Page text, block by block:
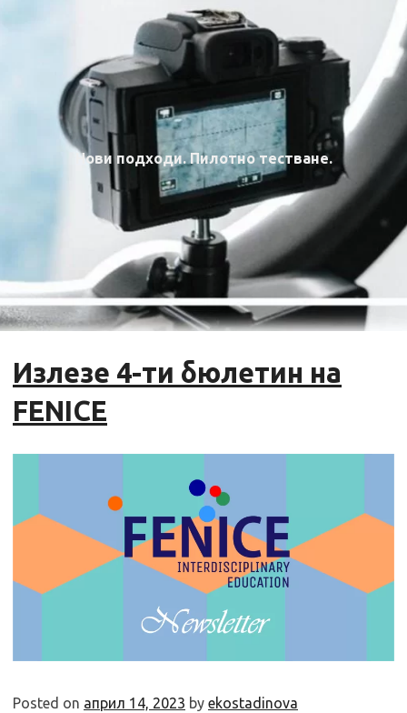
Нови подходи. Пилотно тестване.
Излезе 4-ти бюлетин на
FENICE
Posted on април 14, 2023 by ekostadinova